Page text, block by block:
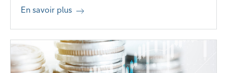
En savoir plus